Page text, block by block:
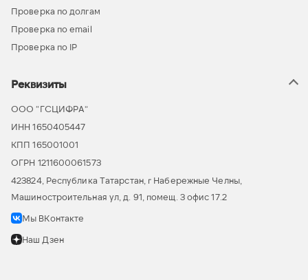
Проверка по долгам
Проверка по email
Проверка по IP
Реквизиты
ООО “ГСЦИФРА”
ИНН 1650405447
КПП 165001001
ОГРН 1211600061573
423824, Республика Татарстан, г Набережные Челны,
Машиностроительная ул, д. 91, помещ. 3 офис 17.2
Мы ВКонтакте
Наш Дзен